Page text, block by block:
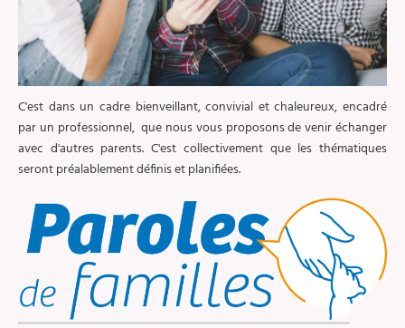
C'est dans un cadre bienveillant, convivial et chaleureux, encadré
par un professionnel, que nous vous proposons de venir échanger
avec d'autres parents. C'est collectivement que les thématiques
seront préalablement définis et planifiées.